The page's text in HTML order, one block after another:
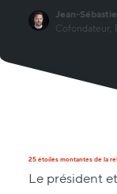
Jean-
Cofondateur,
25 étoiles montantes de la
Le président